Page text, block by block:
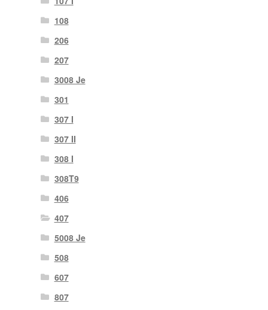
108
206
207
3008 Je
301
307 I
307 II
308 I
308T9
406
407
5008 Je
508
607
807